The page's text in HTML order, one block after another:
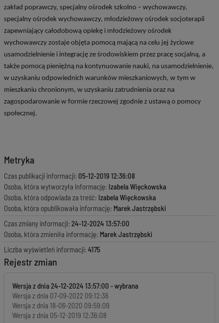
zakład poprawczy, specjalny ośrodek szkolno – wychowawczy,
specjalny ośrodek wychowawczy, młodzieżowy ośrodek socjoterapii
zapewniający całodobową opiekę i młodzieżowy ośrodek
wychowawczy zostaje objęta pomocą mającą na celu jej życiowe
usamodzielnienie i integrację ze środowiskiem przez pracę socjalną, a
także pomocą pieniężną na kontynuowanie nauki, na usamodzielnienie,
w uzyskaniu odpowiednich warunków mieszkaniowych, w tym w
mieszkaniu chronionym, w uzyskaniu zatrudnienia oraz na
zagospodarowanie w formie rzeczowej zgodnie z ustawą o pomocy
społecznej.
Metryka
Czas publikacji informacji: 05-12-2019 12:36:08
Osoba, która wytworzyła informację: Izabela Więckowska
Osoba, która odpowiada za treść: Izabela Więckowska
Osoba, która opublikowała informację: Marek Jastrzębski
Czas zmiany informacji: 24-12-2024 13:57:00
Osoba, która zmieniła informację: Marek Jastrzębski
Liczba wyświetleń informacji: 4175
Rejestr zmian
Wersja z dnia24-12-2024 13:57:00
Wersja z dnia 07-09-2022 09:12:36
Wersja z dnia 18-06-2020 09:59:09
Wersja z dnia 05-12-2019 12:36:08